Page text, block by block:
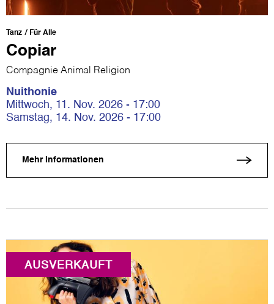
Tanz Für Alle
Copiar
Compagnie Animal Religion
Nuithonie
Mittwoch, 11. Nov. 2026 - 17:00
Samstag, 14. Nov. 2026 - 17:00
Mehr Informationen
AUSVERKAUFT